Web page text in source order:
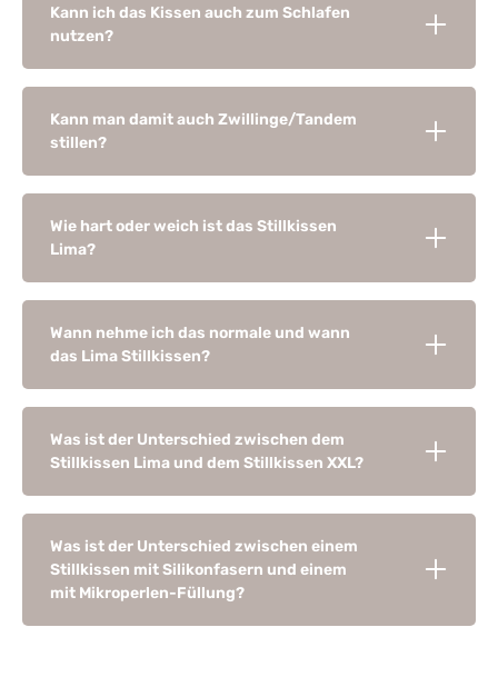
Kann ich das Kissen auch zum Schlafen
nutzen?
Kann man damit auch Zwillinge/Tandem
stillen?
Wie hart oder weich ist das Stillkissen
Lima?
Wann nehme ich das normale und wann
das Lima Stillkissen?
Was ist der Unterschied zwischen dem
Stillkissen Lima und dem Stillkissen XXL?
Was ist der Unterschied zwischen einem
Stillkissen mit Silikonfasern und einem
mit Mikroperlen-Füllung?